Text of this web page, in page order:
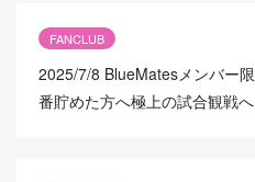
FANCLUB
2025/7/8 BlueMatesメンバー
番貯めた方へ極上の試合観戦へ